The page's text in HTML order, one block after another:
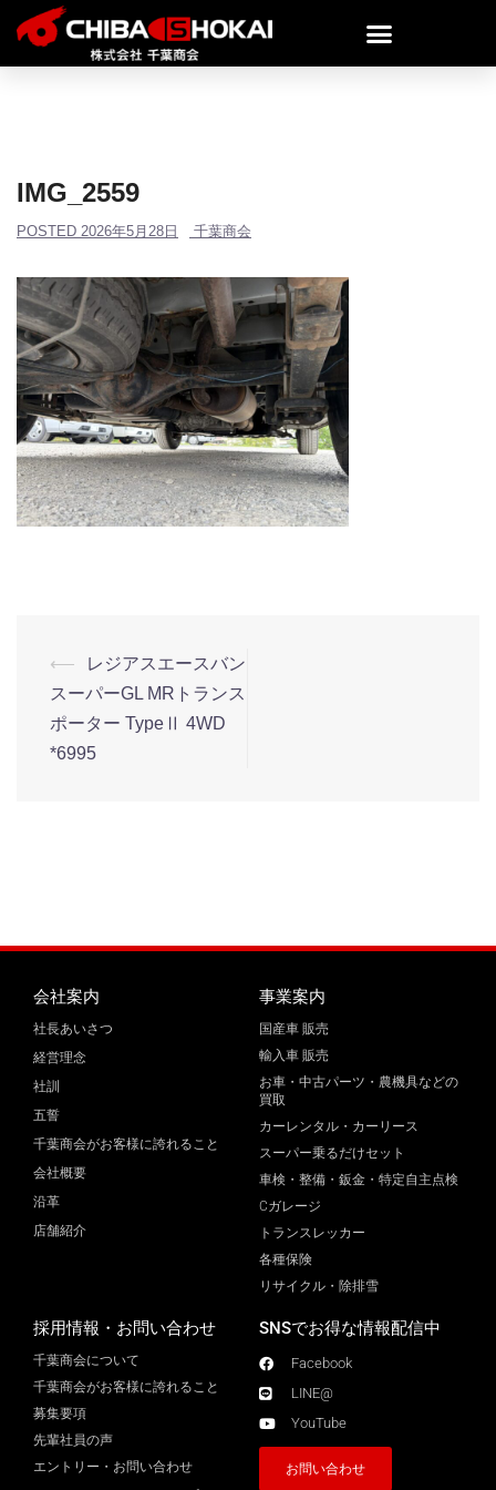
IMG_2559
POSTED 2026年5月28日 千葉商会
⟵
レジアスエースバン
スーパーGL MRトランス
ポーター TypeⅡ 4WD
*6995
会社案内
社長あいさつ
経営理念
社訓
五誓
千葉商会がお客様に誇れること
会社概要
沿革
店舗紹介
事業案内
国産車 販売
輸入車 販売
お車・中古パーツ・農機具などの
買取
カーレンタル・カーリース
スーパー乗るだけセット
車検・整備・鈑金・特定自主点検
Cガレージ
トランスレッカー
各種保険
リサイクル・除排雪
採用情報・お問い合わせ
千葉商会について
千葉商会がお客様に誇れること​
募集要項
先輩社員の声
エントリー・お問い合わせ
SNSでお得な情報配信中
Facebook
LINE@
YouTube
お問い合わせ